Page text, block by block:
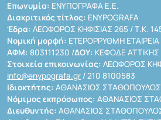
Επωνυμία: ΕΝΥΠΟΓΡΑΦΑ Ε.Ε.
Διακριτικός τίτλος: ENYPOGRAFA
Έδρα: ΛΕΩΦΟΡΟΣ ΚΗΦΙΣΙΑΣ 265 / Τ.Κ.
Νομική μορφή: ΕΤΕΡΟΡΡΥΘΜΗ ΕΤΑΙΡΕΙΑ
ΑΦΜ: 803111230 /ΔΟΥ: ΚΕΦΟΔΕ ΑΤΤΙΚΗΣ
Στοιχεία επικοινωνίας: ΛΕΩΦΟΡΟΣ
info@enypografa.gr / 210 8100583
Ιδιοκτήτης: ΑΘΑΝΑΣΙΟΣ ΣΤΑΘΟΠΟΥΛΟΣ
Νόμιμος εκπρόσωπος: ΑΘΑΝΑΣΙΟΣ
Διευθυντής: ΑΘΑΝΑΣΙΟΣ